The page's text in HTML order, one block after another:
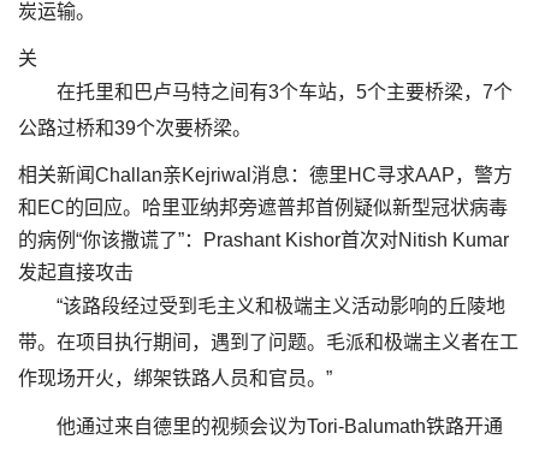
炭运输。
关
在托里和巴卢马特之间有3个车站，5个主要桥梁，7个
公路过桥和39个次要桥梁。
相关新闻Challan亲Kejriwal消息：德里HC寻求AAP，警方
和EC的回应。哈里亚纳邦旁遮普邦首例疑似新型冠状病毒
的病例“你该撒谎了”：Prashant Kishor首次对Nitish Kumar
发起直接攻击
“该路段经过受到毛主义和极端主义活动影响的丘陵地
带。在项目执行期间，遇到了问题。毛派和极端主义者在工
作现场开火，绑架铁路人员和官员。”
他通过来自德里的视频会议为Tori-Balumath铁路开通